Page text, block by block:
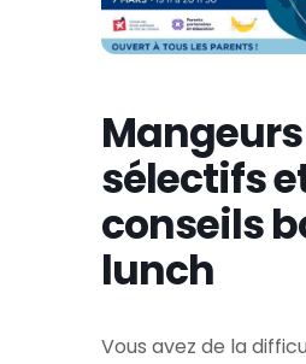
Mangeurs
sélectifs
conseils
lunch
Vous avez de la